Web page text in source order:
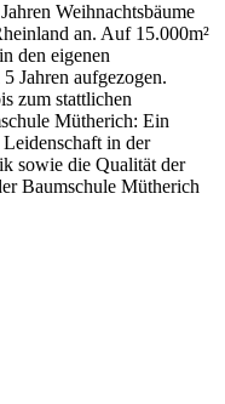
Weihnachtsbäume
an. Auf 15.000m²
den eigenen
Jahren aufgezogen.
zum stattlichen
Mütherich: Ein
in der
sowie die Qualität der
Baumschule Mütherich